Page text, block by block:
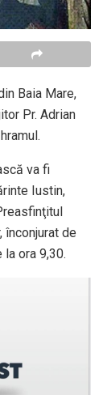
Baia Mare,
Pr. Adrian
va fi
Iustin,
înconjurat de
ora 9,30.